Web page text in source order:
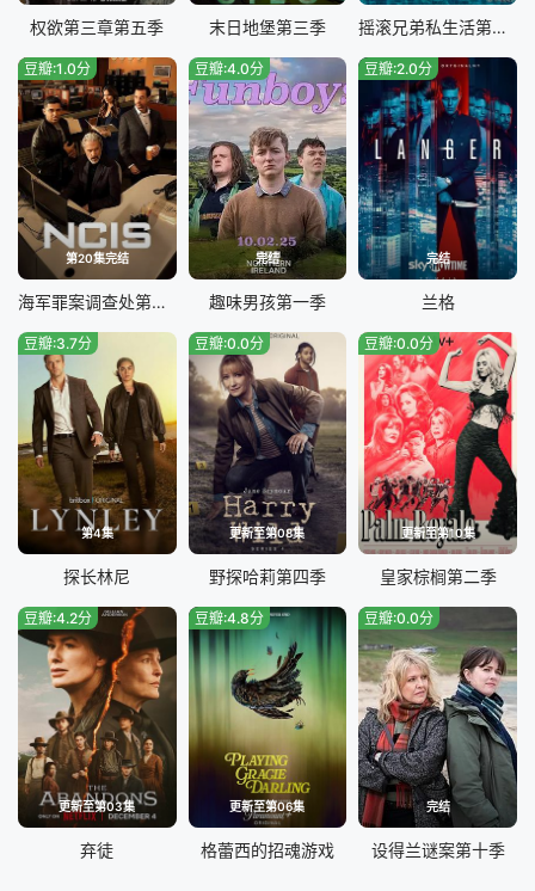
权欲第三章第五季 末日地堡第三季 摇滚兄弟私生活第二季
第20集完结
豆瓣:1.0分
海军罪案调查处第二十三季
完结
豆瓣:4.0分
趣味男孩第一季
完结
豆瓣:2.0分
兰格
第4集
豆瓣:3.7分
探长林尼
更新至第08集
豆瓣:0.0分
野探哈莉第四季
更新至第10集
豆瓣:0.0分
皇家棕榈第二季
更新至第03集
豆瓣:4.2分
弃徒
更新至第06集
豆瓣:4.8分
格蕾西的招魂游戏
完结
豆瓣:0.0分
设得兰谜案第十季